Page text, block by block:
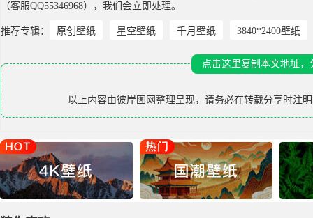
（客服QQ55346968），我们会立即处理。
推荐专辑： 原创壁纸 星空壁纸 千月壁纸 3840*2400壁纸
点击这里复制本文地址
以上内容由彼岸图网 整理呈现，请务必在转载分享时注